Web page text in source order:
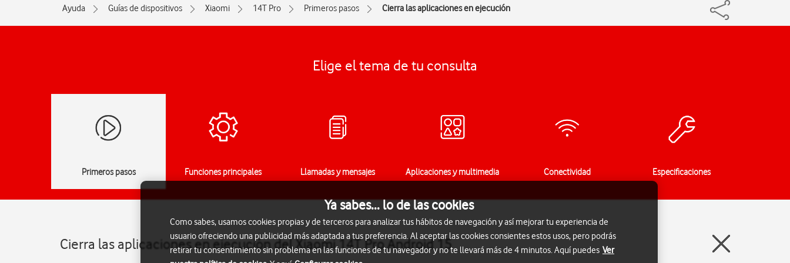
Ayuda Guías de dispositivos Xiaomi 14T Pro Primeros pasos Cierra las aplicaciones en ejecución
Elige el tema de tu consulta
Primeros pasos Funciones principales Llamadas y mensajes Aplicaciones y multimedia Conectividad Especificaciones
Cierra las aplicaciones en ejecución del Xiaomi 14T Pro Android 15
Ya sabes... lo de las cookies
Como sabes, usamos cookies propias y de terceros para analizar tus hábitos de navegación y así mejorar tu experiencia de
usuario ofreciendo una publicidad más adaptada a tus preferencia. Al aceptar las cookies consientes estos usos, pero podrás
retirar tu consentimiento sin problema en las funciones de tu navegador y no te llevará más de 4 minutos. Aquí puedes Ver